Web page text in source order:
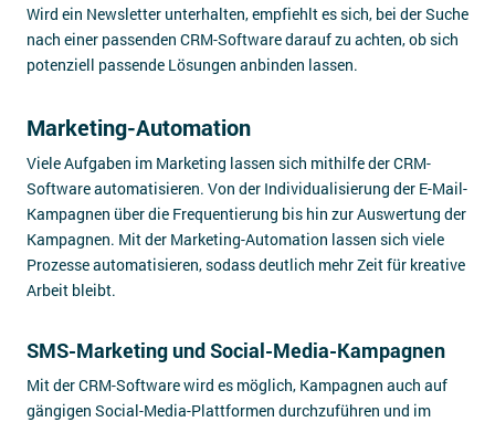
Wird ein Newsletter unterhalten, empfiehlt es sich, bei der Suche
nach einer passenden CRM-Software darauf zu achten, ob sich
potenziell passende Lösungen anbinden lassen.
Marketing-Automation
Viele Aufgaben im Marketing lassen sich mithilfe der CRM-
Software automatisieren. Von der Individualisierung der E-Mail-
Kampagnen über die Frequentierung bis hin zur Auswertung der
Kampagnen. Mit der Marketing-Automation lassen sich viele
Prozesse automatisieren, sodass deutlich mehr Zeit für kreative
Arbeit bleibt.
SMS-Marketing und Social-Media-Kampagnen
Mit der CRM-Software wird es möglich, Kampagnen auch auf
gängigen Social-Media-Plattformen durchzuführen und im